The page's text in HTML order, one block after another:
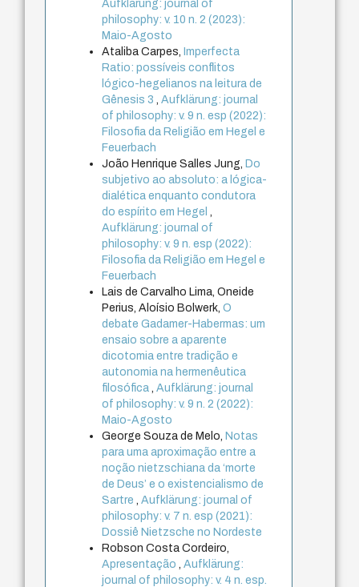
Aufklärung: journal of
philosophy: v. 10 n. 2 (2023):
Maio-Agosto
Ataliba Carpes,Imperfecta
Ratio: possíveis conflitos
lógico-hegelianos na leitura de
Gênesis 3
,Aufklärung: journal
of philosophy: v. 9 n. esp (2022):
Filosofia da Religião em Hegel e
Feuerbach
João Henrique Salles Jung,Do
subjetivo ao absoluto: a lógica-
dialética enquanto condutora
do espírito em Hegel
Aufklärung: journal of
philosophy: v. 9 n. esp (2022):
Filosofia da Religião em Hegel e
Feuerbach
Lais de Carvalho Lima, Oneide
Perius, Aloísio Bolwerk,O
debate Gadamer-Habermas: um
ensaio sobre a aparente
dicotomia entre tradição e
autonomia na hermenêutica
filosófica ,Aufklärung: journal
of philosophy: v. 9 n. 2 (2022):
Maio-Agosto
George Souza de Melo,Notas
para uma aproximação entre a
noção nietzschiana da ‘morte
de Deus’ e o existencialismo de
Sartre
,Aufklärung: journal of
philosophy: v. 7 n. esp (2021):
Dossiê Nietzsche no Nordeste
Robson Costa Cordeiro,
Apresentação
,Aufklärung:
journal of philosophy: v. 4 n. esp.